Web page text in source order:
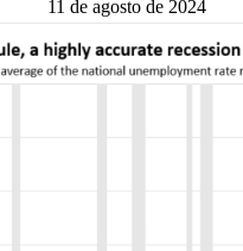
11 de agosto de 2024